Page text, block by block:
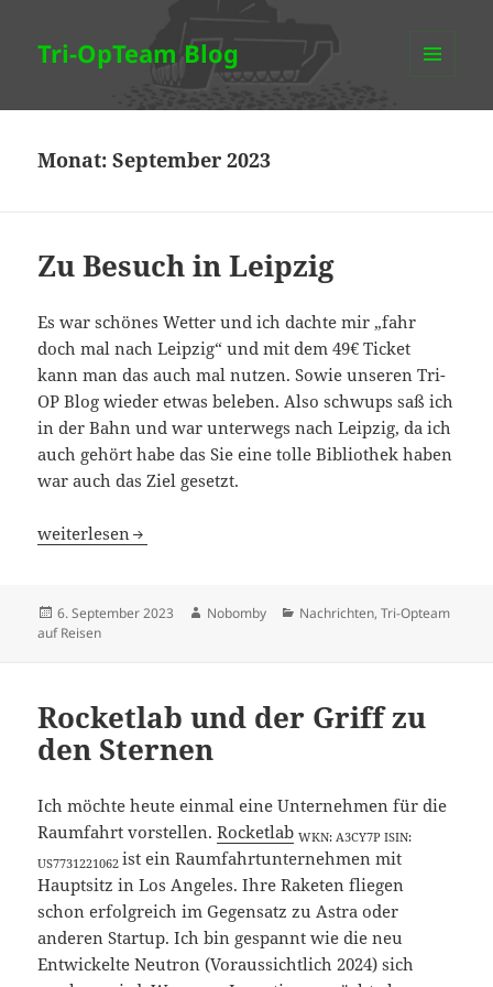
Tri-OpTeam Blog
Monat:September 2023
Zu Besuch in Leipzig
Es war schönes Wetter und ich dachte mir „fahr
doch mal nach Leipzig“ und mit dem 49€ Ticket
kann man das auch mal nutzen. Sowie unseren Tri-
OP Blog wieder etwas beleben. Also schwups saß ich
in der Bahn und war unterwegs nach Leipzig, da ich
auch gehört habe das Sie eine tolle Bibliothek haben
war auch das Ziel gesetzt.
Zu Besuch in Leipzig
weiterlesen
Veröffentlicht
am
6. September 2023 Autor
Nobomby Kategorien
Nachrichten,Tri-Opteam
auf Reisen
Rocketlab und der Griff zu
den Sternen
Ich möchte heute einmal eine Unternehmen für die
Raumfahrt vorstellen.Rocketlab WKN: A3CY7P ISIN:
US7731221062ist ein Raumfahrtunternehmen mit
Hauptsitz in Los Angeles. Ihre Raketen fliegen
schon erfolgreich im Gegensatz zu Astra oder
anderen Startup. Ich bin gespannt wie die neu
Entwickelte Neutron (Voraussichtlich 2024) sich